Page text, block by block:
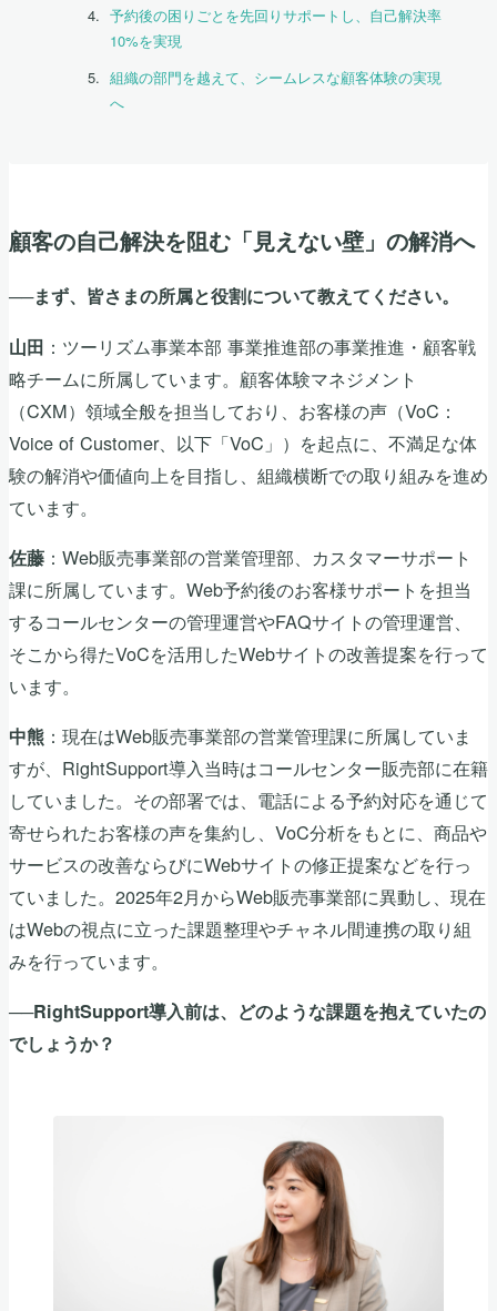
予約後の困りごとを先回りサポートし、自己解決率
10%を実現
組織の部門を越えて、シームレスな顧客体験の実現
へ
顧客の自己解決を阻む「見えない壁」の解消へ
──まず、皆さまの所属と役割について教えてください。
山田 ：ツーリズム事業本部 事業推進部の事業推進・顧客戦
略チームに所属しています。顧客体験マネジメント
（CXM）領域全般を担当しており、お客様の声（VoC：
Voice of Customer、以下「VoC」）を起点に、不満足な体
験の解消や価値向上を目指し、組織横断での取り組みを進め
ています。
佐藤 ：Web販売事業部の営業管理部、カスタマーサポート
課に所属しています。Web予約後のお客様サポートを担当
するコールセンターの管理運営やFAQサイトの管理運営、
そこから得たVoCを活用したWebサイトの改善提案を行って
います。
中熊 ：現在はWeb販売事業部の営業管理課に所属していま
すが、RightSupport導入当時はコールセンター販売部に在籍
していました。その部署では、電話による予約対応を通じて
寄せられたお客様の声を集約し、VoC分析をもとに、商品や
サービスの改善ならびにWebサイトの修正提案などを行っ
ていました。2025年2月からWeb販売事業部に異動し、現在
はWebの視点に立った課題整理やチャネル間連携の取り組
みを行っています。
──RightSupport導入前は、どのような課題を抱えていたの
でしょうか？